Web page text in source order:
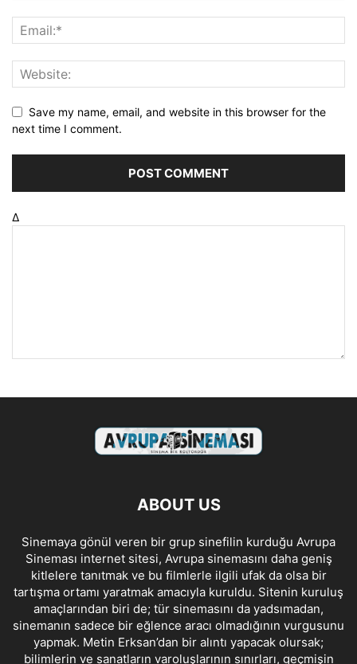
Save my name, email, and website in this browser for the
next time I comment.
Δ
ABOUT US
Sinemaya gönül veren bir grup sinefilin kurduğu Avrupa
Sineması internet sitesi, Avrupa sinemasını daha geniş
kitlelere tanıtmak ve bu filmlerle ilgili ufak da olsa bir
tartışma ortamı yaratmak amacıyla kuruldu. Sitenin kuruluş
amaçlarından biri de; tür sinemasını da yadsımadan,
sinemanın sadece bir eğlence aracı olmadığının vurgusunu
yapmak. Metin Erksan’dan bir alıntı yapacak olursak;
bilimlerin ve sanatların varoluşlarının sınırları, geçmişin